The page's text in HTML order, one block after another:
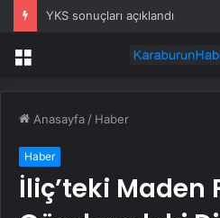
YKS sonuçları açıklandı
Menü
Anasayfa / Haber
Haber
İliç’teki Maden